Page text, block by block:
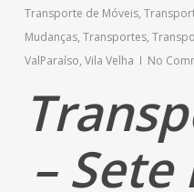
Transporte de Móveis,
Mudanças, Transportes,
ValParaíso, Vila Velha No
–